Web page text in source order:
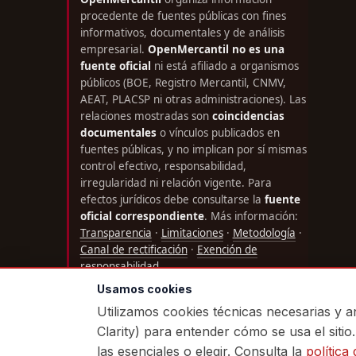
procedente de fuentes públicas con fines
informativos, documentales y de análisis
empresarial. OpenMercantil no es una
fuente oficial ni está afiliado a organismos
públicos (BOE, Registro Mercantil, CNMV,
AEAT, PLACSP ni otras administraciones). Las
relaciones mostradas son coincidencias
documentaleso vínculos publicados en
fuentes públicas, y no implican por sí mismas
control efectivo, responsabilidad,
irregularidad ni relación vigente. Para
efectos jurídicos debe consultarse la fuente
oficial correspondiente. Más información:
Transparencia · Limitaciones· Metodología ·
Canal de rectificación· Exención de
responsabilidad.
© 2026 OPENMERCANTIL.ES · SERVICIO
Usamos cookies
Utilizamos cookies técnicas necesarias y
Clarity) para entender cómo se usa el
las esenciales o elegir. Consulta la política